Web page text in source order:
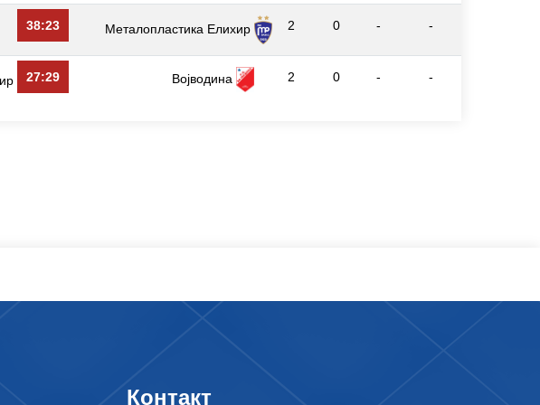
38:23 Металопластика Елиxир 2 0 - -
27:29 Војводина 2 0 - -
Контакт